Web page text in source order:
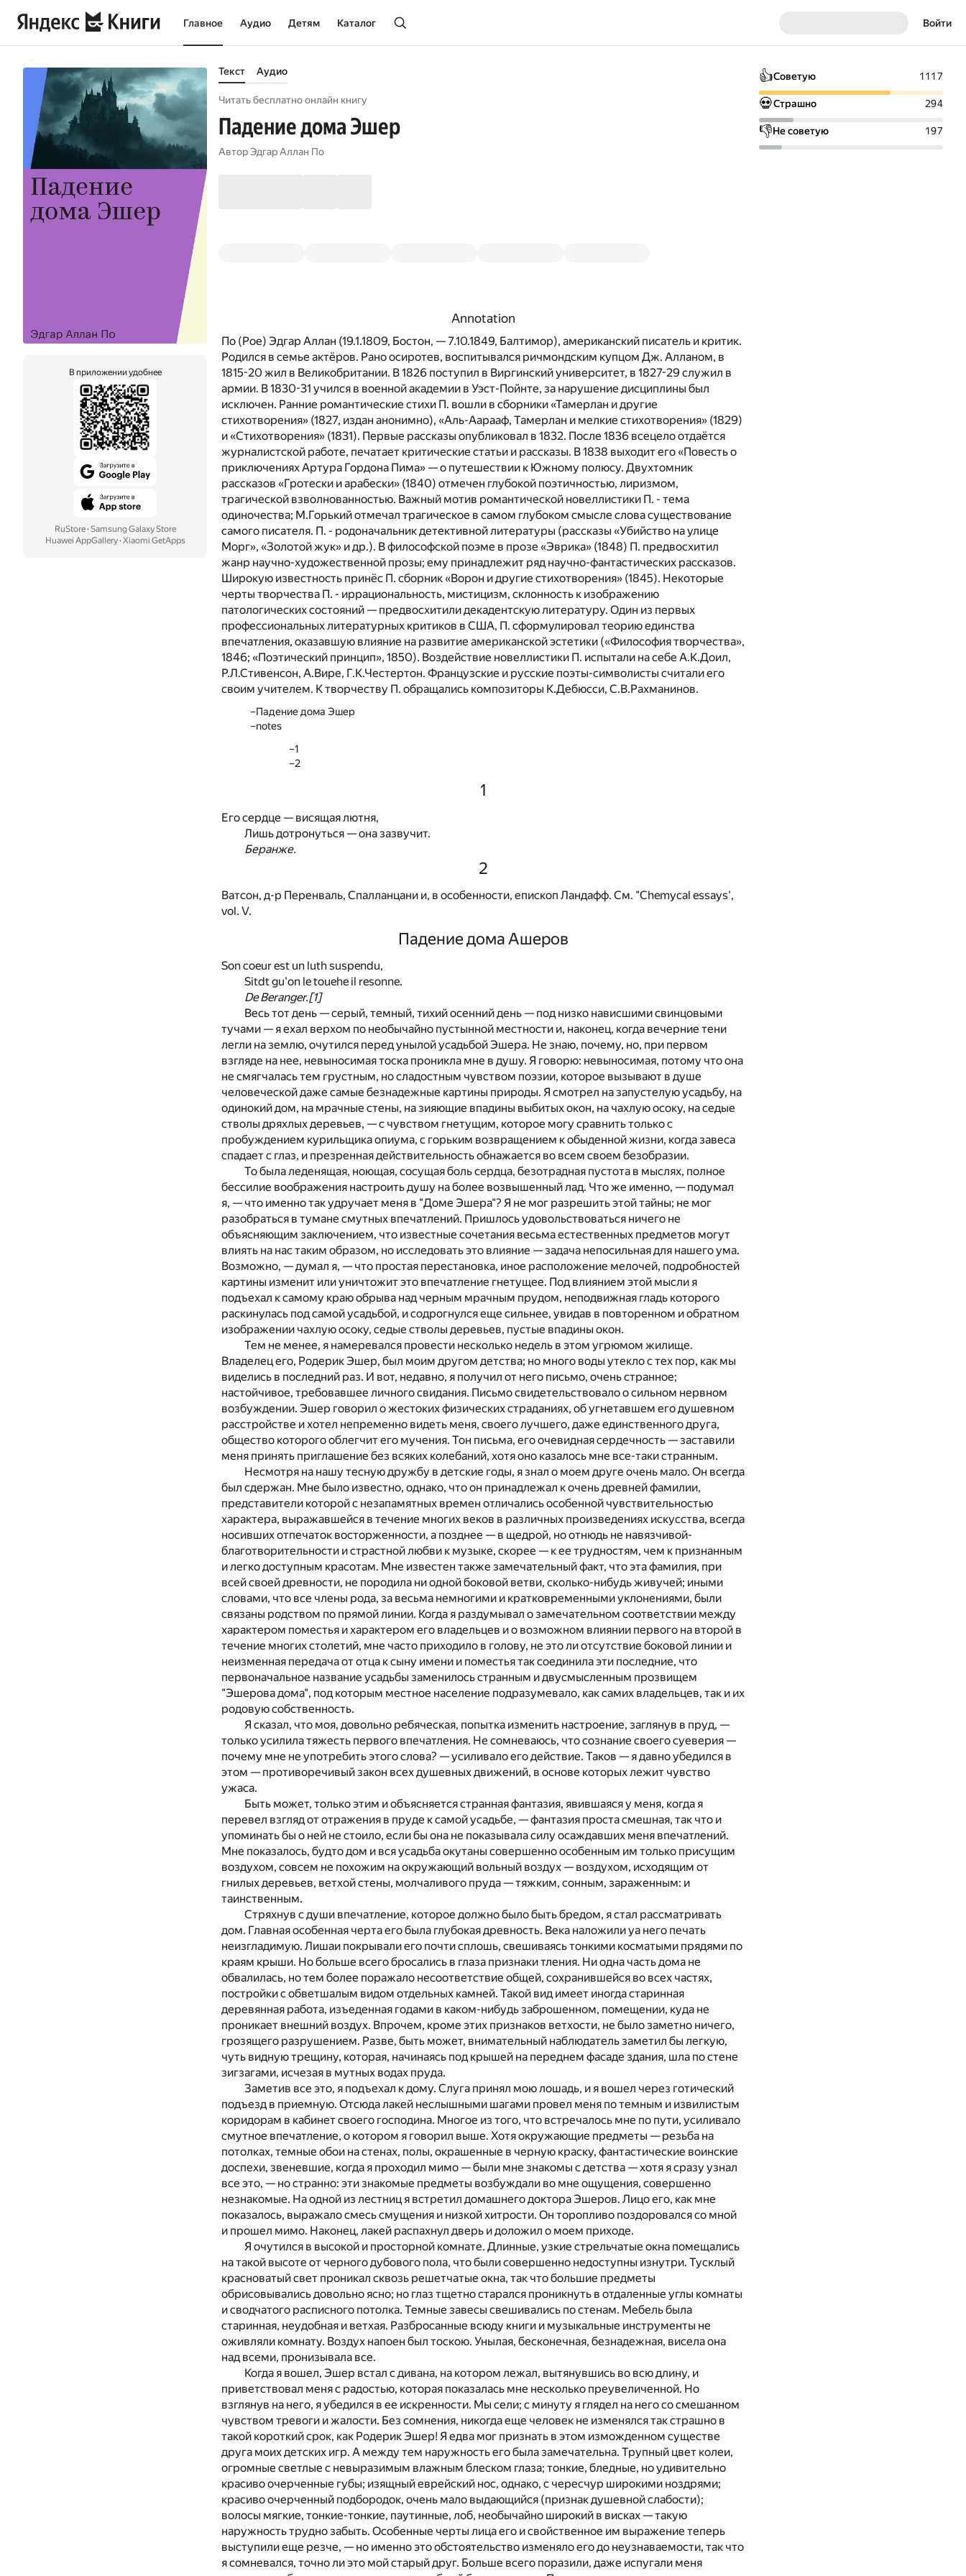
Главное Аудио Детям Каталог Войти
В приложении удобнее
RuStore· Samsung Galaxy Store
Huawei AppGallery· Xiaomi GetApps
Текст Аудио
Читать бесплатно онлайн книгу
Падение дома Эшер
АвторЭдгар Аллан По
Annotation
По (Рое) Эдгар Аллан (19.1.1809, Бостон, — 7.10.1849, Балтимор), американский писатель и критик.
Родился в семье актёров. Рано осиротев, воспитывался ричмондским купцом Дж. Алланом, в
1815-20 жил в Великобритании. В 1826 поступил в Виргинский университет, в 1827-29 служил в
армии. В 1830-31 учился в военной академии в Уэст-Пойнте, за нарушение дисциплины был
исключен. Ранние романтические стихи П. вошли в сборники «Тамерлан и другие
стихотворения» (1827, издан анонимно), «Аль-Аарааф, Тамерлан и мелкие стихотворения» (1829)
и «Стихотворения» (1831). Первые рассказы опубликовал в 1832. После 1836 всецело отдаётся
журналистской работе, печатает критические статьи и рассказы. В 1838 выходит его «Повесть о
приключениях Артура Гордона Пима» — о путешествии к Южному полюсу. Двухтомник
рассказов «Гротески и арабески» (1840) отмечен глубокой поэтичностью, лиризмом,
трагической взволнованностью. Важный мотив романтической новеллистики П. - тема
одиночества; М.Горький отмечал трагическое в самом глубоком смысле слова существование
самого писателя. П. - родоначальник детективной литературы (рассказы «Убийство на улице
Морг», «Золотой жук» и др.). В философской поэме в прозе «Эврика» (1848) П. предвосхитил
жанр научно-художественной прозы; ему принадлежит ряд научно-фантастических рассказов.
Широкую известность принёс П. сборник «Ворон и другие стихотворения» (1845). Некоторые
черты творчества П. - иррациональность, мистицизм, склонность к изображению
патологических состояний — предвосхитили декадентскую литературу. Один из первых
профессиональных литературных критиков в США, П. сформулировал теорию единства
впечатления, оказавшую влияние на развитие американской эстетики («Философия творчества»,
1846; «Поэтический принцип», 1850). Воздействие новеллистики П. испытали на себе А.К.Доил,
Р.Л.Стивенсон, А.Вире, Г.К.Честертон. Французские и русские поэты-символисты считали его
своим учителем. К творчеству П. обращались композиторы К.Дебюсси, С.В.Рахманинов.
Падение дома Эшер
notes
1
2
1
Его сердце — висящая лютня,
Лишь дотронуться — она зазвучит.
Беранже.
2
Ватсон, д-р Перенваль, Спалланцани и, в особенности, епископ Ландафф. См. "Chemycal essays',
vol. V.
Падение дома Ашеров
Son coeur est un luth suspendu,
Sitdt gu'on le touehe il resonne.
De Beranger.[1]
Весь тот день — серый, темный, тихий осенний день — под низко нависшими свинцовыми
тучами — я ехал верхом по необычайно пустынной местности и, наконец, когда вечерние тени
легли на землю, очутился перед унылой усадьбой Эшера. Не знаю, почему, но, при первом
взгляде на нее, невыносимая тоска проникла мне в душу. Я говорю: невыносимая, потому что она
не смягчалась тем грустным, но сладостным чувством поэзии, которое вызывают в душе
человеческой даже самые безнадежные картины природы. Я смотрел на запустелую усадьбу, на
одинокий дом, на мрачные стены, на зияющие впадины выбитых окон, на чахлую осоку, на седые
стволы дряхлых деревьев, — с чувством гнетущим, которое могу сравнить только с
пробуждением курильщика опиума, с горьким возвращением к обыденной жизни, когда завеса
спадает с глаз, и презренная действительность обнажается во всем своем безобразии.
То была леденящая, ноющая, сосущая боль сердца, безотрадная пустота в мыслях, полное
бессилие воображения настроить душу на более возвышенный лад. Что же именно, — подумал
я, — что именно так удручает меня в "Доме Эшера"? Я не мог разрешить этой тайны; не мог
разобраться в тумане смутных впечатлений. Пришлось удовольствоваться ничего не
объясняющим заключением, что известные сочетания весьма естественных предметов могут
влиять на нас таким образом, но исследовать это влияние — задача непосильная для нашего ума.
Возможно, — думал я, — что простая перестановка, иное расположение мелочей, подробностей
картины изменит или уничтожит это впечатление гнетущее. Под влиянием этой мысли я
подъехал к самому краю обрыва над черным мрачным прудом, неподвижная гладь которого
раскинулась под самой усадьбой, и содрогнулся еще сильнее, увидав в повторенном и обратном
изображении чахлую осоку, седые стволы деревьев, пустые впадины окон.
Тем не менее, я намеревался провести несколько недель в этом угрюмом жилище.
Владелец его, Родерик Эшер, был моим другом детства; но много воды утекло с тех пор, как мы
виделись в последний раз. И вот, недавно, я получил от него письмо, очень странное;
настойчивое, требовавшее личного свидания. Письмо свидетельствовало о сильном нервном
возбуждении. Эшер говорил о жестоких физических страданиях, об угнетавшем его душевном
расстройстве и хотел непременно видеть меня, своего лучшего, даже единственного друга,
общество которого облегчит его мучения. Тон письма, его очевидная сердечность — заставили
меня принять приглашение без всяких колебаний, хотя оно казалось мне все-таки странным.
Несмотря на нашу тесную дружбу в детские годы, я знал о моем друге очень мало. Он всегда
был сдержан. Мне было известно, однако, что он принадлежал к очень древней фамилии,
представители которой с незапамятных времен отличались особенной чувствительностью
характера, выражавшейся в течение многих веков в различных произведениях искусства, всегда
носивших отпечаток восторженности, а позднее — в щедрой, но отнюдь не навязчивой-
благотворительности и страстной любви к музыке, скорее — к ее трудностям, чем к признанным
и легко доступным красотам. Мне известен также замечательный факт, что эта фамилия, при
всей своей древности, не породила ни одной боковой ветви, сколько-нибудь живучей; иными
словами, что все члены рода, за весьма немногими и кратковременными уклонениями, были
связаны родством по прямой линии. Когда я раздумывал о замечательном соответствии между
характером поместья и характером его владельцев и о возможном влиянии первого на второй в
течение многих столетий, мне часто приходило в голову, не это ли отсутствие боковой линии и
неизменная передача от отца к сыну имени и поместья так соединила эти последние, что
первоначальное название усадьбы заменилось странным и двусмысленным прозвищем
"Эшерова дома", под которым местное население подразумевало, как самих владельцев, так и их
родовую собственность.
Я сказал, что моя, довольно ребяческая, попытка изменить настроение, заглянув в пруд, —
только усилила тяжесть первого впечатления. Не сомневаюсь, что сознание своего суеверия —
почему мне не употребить этого слова? — усиливало его действие. Таков — я давно убедился в
этом — противоречивый закон всех душевных движений, в основе которых лежит чувство
ужаса.
Быть может, только этим и объясняется странная фантазия, явившаяся у меня, когда я
перевел взгляд от отражения в пруде к самой усадьбе, — фантазия проста смешная, так что и
упоминать бы о ней не стоило, если бы она не показывала силу осаждавших меня впечатлений.
Мне показалось, будто дом и вся усадьба окутаны совершенно особенным им только присущим
воздухом, совсем не похожим на окружающий вольный воздух — воздухом, исходящим от
гнилых деревьев, ветхой стены, молчаливого пруда — тяжким, сонным, зараженным: и
таинственным.
Стряхнув с души впечатление, которое должно было быть бредом, я стал рассматривать
дом. Главная особенная черта его была глубокая древность. Века наложили yа него печать
неизгладимую. Лишаи покрывали его почти сплошь, свешиваясь тонкими косматыми прядями по
краям крыши. Но больше всего бросались в глаза признаки тления. Ни одна часть дома не
обвалилась, но тем более поражало несоответствие общей, сохранившейся во всех частях,
постройки с обветшалым видом отдельных камней. Такой вид имеет иногда старинная
деревянная работа, изъеденная годами в каком-нибудь заброшенном, помещении, куда не
проникает внешний воздух. Впрочем, кроме этих признаков ветхости, не было заметно ничего,
грозящего разрушением. Разве, быть может, внимательный наблюдатель заметил бы легкую,
чуть видную трещину, которая, начинаясь под крышей на переднем фасаде здания, шла по стене
зигзагами, исчезая в мутных водах пруда.
Заметив все это, я подъехал к дому. Слуга принял мою лошадь, и я вошел через готический
подъезд в приемную. Отсюда лакей неслышными шагами провел меня по темным и извилистым
коридорам в кабинет своего господина. Многое из того, что встречалось мне по пути, усиливало
смутное впечатление, о котором я говорил выше. Хотя окружающие предметы — резьба на
потолках, темные обои на стенах, полы, окрашенные в черную краску, фантастические воинские
доспехи, звеневшие, когда я проходил мимо — были мне знакомы с детства — хотя я сразу узнал
все это, — но странно: эти знакомые предметы возбуждали во мне ощущения, совершенно
незнакомые. На одной из лестниц я встретил домашнего доктора Эшеров. Лицо его, как мне
показалось, выражало смесь смущения и низкой хитрости. Он торопливо поздоровался со мной
и прошел мимо. Наконец, лакей распахнул дверь и доложил о моем приходе.
Я очутился в высокой и просторной комнате. Длинные, узкие стрельчатые окна помещались
на такой высоте от черного дубового пола, что были совершенно недоступны изнутри. Тусклый
красноватый свет проникал сквозь решетчатые окна, так что большие предметы
обрисовывались довольно ясно; но глаз тщетно старался проникнуть в отдаленные углы комнаты
и сводчатого расписного потолка. Темные завесы свешивались по стенам. Мебель была
старинная, неудобная и ветхая. Разбросанные всюду книги и музыкальные инструменты не
оживляли комнату. Воздух напоен был тоскою. Унылая, бесконечная, безнадежная, висела она
над всеми, пронизывала все.
Когда я вошел, Эшер встал с дивана, на котором лежал, вытянувшись во всю длину, и
приветствовал меня с радостью, которая показалась мне несколько преувеличенной. Но
взглянув на него, я убедился в ее искренности. Мы сели; с минуту я глядел на него со смешанном
чувством тревоги и жалости. Без сомнения, никогда еще человек не изменялся так страшно в
такой короткий срок, как Родерик Эшер! Я едва мог признать в этом изможденном существе
друга моих детских игр. А между тем наружность его была замечательна. Трупный цвет колеи,
огромные светлые с невыразимым влажным блеском глаза; тонкие, бледные, но удивительно
красиво очерченные губы; изящный еврейский нос, однако, с чересчур широкими ноздрями;
красиво очерченный подбородок, очень мало выдающийся (признак душевной слабости);
волосы мягкие, тонкие-тонкие, паутинные, лоб, необычайно широкий в висках — такую
наружность трудно забыть. Особенные черты лица его и свойственное им выражение теперь
выступили еще резче, — но именно это обстоятельство изменяло его до неузнаваемости, так что
я сомневался, точно ли это мой старый друг. Больше всего поразили, даже испугали меня
👍Советую 1117
💀Страшно 294
👎Не советую 197